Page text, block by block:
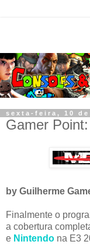
sexta-feira, 10 de
Gamer
by Guilherme
Finalmente o
a cobertura
e Nintendo na E3